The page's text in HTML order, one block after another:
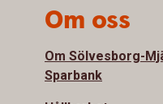
Om oss
Om Sölvesborg-
Sparbank